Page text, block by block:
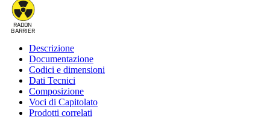
RADON
BARRIER
Descrizione
Documentazione
Codici e dimensioni
Dati Tecnici
Composizione
Voci di Capitolato
Prodotti correlati